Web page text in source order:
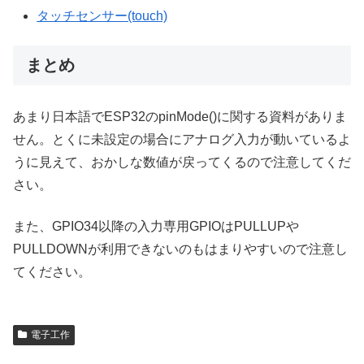
タッチセンサー(touch)
まとめ
あまり日本語でESP32のpinMode()に関する資料がありま
せん。とくに未設定の場合にアナログ入力が動いているよ
うに見えて、おかしな数値が戻ってくるので注意してくだ
さい。
また、GPIO34以降の入力専用GPIOはPULLUPや
PULLDOWNが利用できないのもはまりやすいので注意し
てください。
電子工作